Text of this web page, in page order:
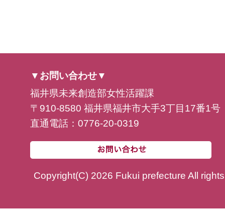
▼お問い合わせ▼
福井県未来創造部女性活躍課
〒910-8580 福井県福井市大手3丁目17番1号
直通電話：0776-20-0319
Copyright(C) 2026 Fukui prefecture All